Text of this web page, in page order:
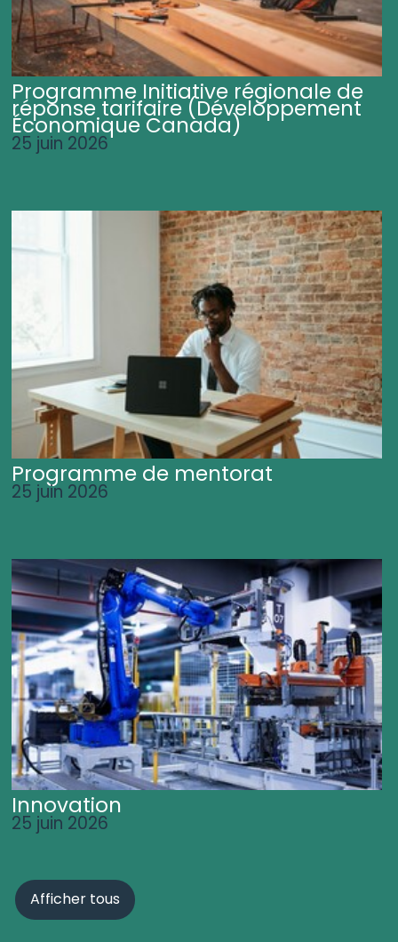
Programme Initiative régionale de
réponse tarifaire (Développement
Économique Canada)
25 juin 2026
Programme de mentorat
25 juin 2026
Innovation
25 juin 2026
Afficher tous